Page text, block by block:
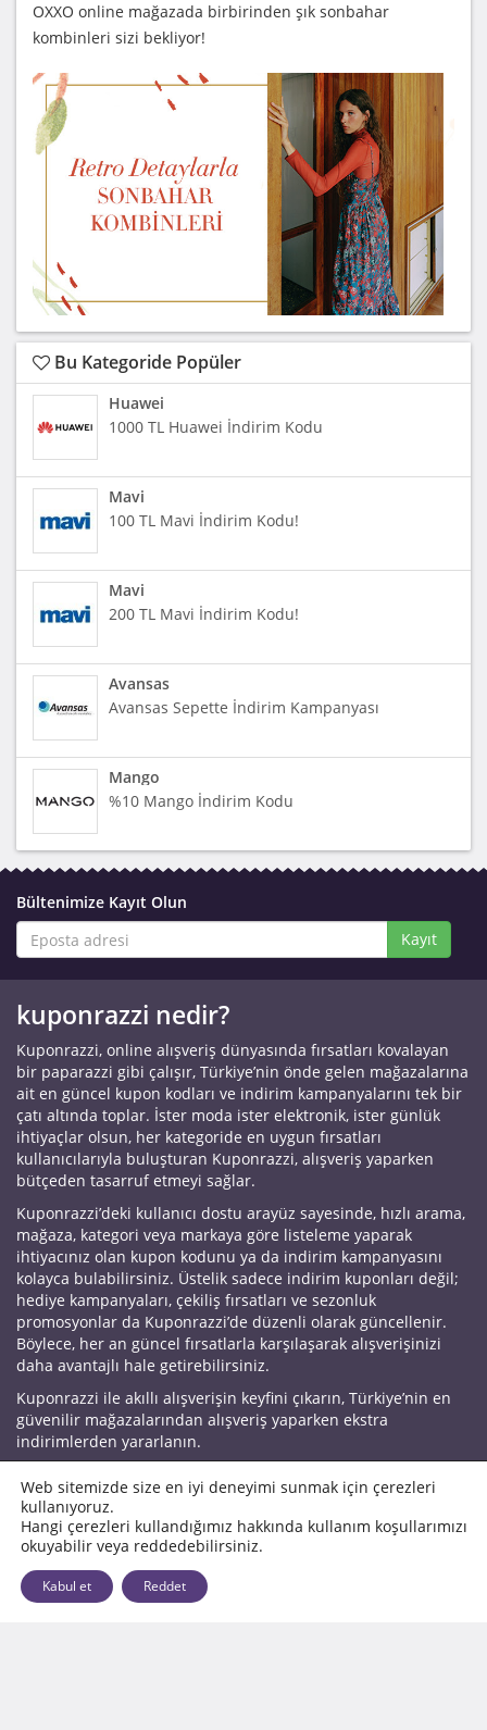
OXXO online mağazada birbirinden şık sonbahar
kombinleri sizi bekliyor!
Bu Kategoride Popüler
Huawei
1000 TL Huawei İndirim Kodu
Mavi
100 TL Mavi İndirim Kodu!
Mavi
200 TL Mavi İndirim Kodu!
Avansas
Avansas Sepette İndirim Kampanyası
Mango
%10 Mango İndirim Kodu
Bültenimize Kayıt Olun
Kayıt
kuponrazzi nedir?
Kuponrazzi, online alışveriş dünyasında fırsatları kovalayan
bir paparazzi gibi çalışır, Türkiye’nin önde gelen mağazalarına
ait en güncel kupon kodları ve indirim kampanyalarını tek bir
çatı altında toplar. İster moda ister elektronik, ister günlük
ihtiyaçlar olsun, her kategoride en uygun fırsatları
kullanıcılarıyla buluşturan Kuponrazzi, alışveriş yaparken
bütçeden tasarruf etmeyi sağlar.
Kuponrazzi’deki kullanıcı dostu arayüz sayesinde, hızlı arama,
mağaza, kategori veya markaya göre listeleme yaparak
ihtiyacınız olan kupon kodunu ya da indirim kampanyasını
kolayca bulabilirsiniz. Üstelik sadece indirim kuponları değil;
hediye kampanyaları, çekiliş fırsatları ve sezonluk
promosyonlar da Kuponrazzi’de düzenli olarak güncellenir.
Böylece, her an güncel fırsatlarla karşılaşarak alışverişinizi
daha avantajlı hale getirebilirsiniz.
Kuponrazzi ile akıllı alışverişin keyfini çıkarın, Türkiye’nin en
güvenilir mağazalarından alışveriş yaparken ekstra
indirimlerden yararlanın.
Black Friday İndirimleri
Yılbaşı İndirimi
Yılbaşı Hediyesi
Kupon Kodları
İndirim Kampanyaları
Hediye Kampanyaları
Web sitemizde size en iyi deneyimi sunmak için çerezleri
kullanıyoruz.
Hangi çerezleri kullandığımız hakkında kullanım koşullarımızı
okuyabilir veya reddedebilirsiniz.
Kabul et Reddet